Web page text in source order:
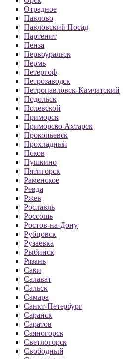
Отрадное
Павлово
Павловский Посад
Партенит
Пенза
Первоуральск
Пермь
Петергоф
Петрозаводск
Петропавловск-Камчатский
Подольск
Полевской
Приморск
Приморско-Ахтарск
Прокопьевск
Прохладный
Псков
Пушкино
Пятигорск
Раменское
Ревда
Ржев
Рославль
Россошь
Ростов-на-Дону
Рубцовск
Рузаевка
Рыбинск
Рязань
Саки
Салават
Сальск
Самара
Санкт-Петербург
Саранск
Саратов
Саяногорск
Светлогорск
Свободный